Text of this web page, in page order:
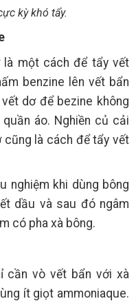
kỳ khó tẩy.
là một cách để tẩy vết
benzine lên vết bẩn
dơ để bezine không
áo. Nghiền củ cải
cũng là cách để tẩy vết
nghiệm khi dùng bông
dầu và sau đó ngâm
có pha xà bông.
cần vò vết bẩn với xà
ít giọt ammoniaque.